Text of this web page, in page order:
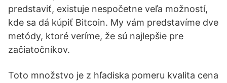
predstaviť, existuje nespočetne veľa možností,
kde sa dá kúpiť Bitcoin. My vám predstavíme dve
metódy, ktoré veríme, že sú najlepšie pre
začiatočníkov.
Toto množstvo je z hľadiska pomeru kvalita cena